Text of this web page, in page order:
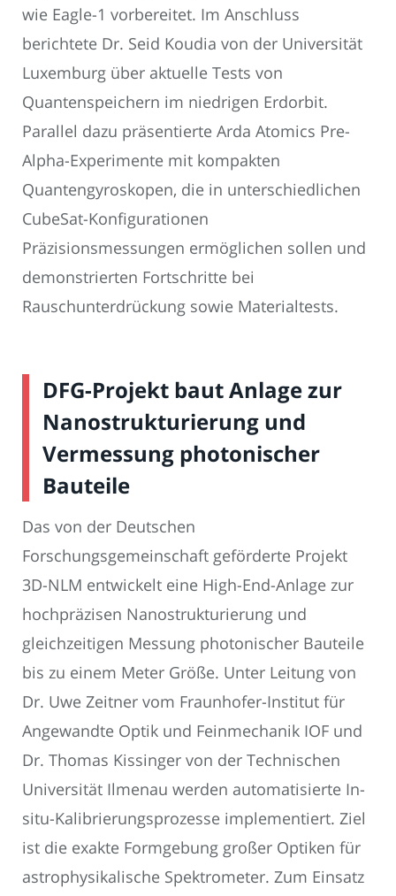
wie Eagle-1 vorbereitet. Im Anschluss
berichtete Dr. Seid Koudia von der Universität
Luxemburg über aktuelle Tests von
Quantenspeichern im niedrigen Erdorbit.
Parallel dazu präsentierte Arda Atomics Pre-
Alpha-Experimente mit kompakten
Quantengyroskopen, die in unterschiedlichen
CubeSat-Konfigurationen
Präzisionsmessungen ermöglichen sollen und
demonstrierten Fortschritte bei
Rauschunterdrückung sowie Materialtests.
DFG-Projekt baut Anlage zur
Nanostrukturierung und
Vermessung photonischer
Bauteile
Das von der Deutschen
Forschungsgemeinschaft geförderte Projekt
3D-NLM entwickelt eine High-End-Anlage zur
hochpräzisen Nanostrukturierung und
gleichzeitigen Messung photonischer Bauteile
bis zu einem Meter Größe. Unter Leitung von
Dr. Uwe Zeitner vom Fraunhofer-Institut für
Angewandte Optik und Feinmechanik IOF und
Dr. Thomas Kissinger von der Technischen
Universität Ilmenau werden automatisierte In-
situ-Kalibrierungsprozesse implementiert. Ziel
ist die exakte Formgebung großer Optiken für
astrophysikalische Spektrometer. Zum Einsatz